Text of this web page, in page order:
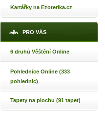
Kartářky na Ezoterika.cz
PRO VÁS
6 druhů Věštění Online
Pohlednice Online (333
pohlednic)
Tapety na plochu (91 tapet)